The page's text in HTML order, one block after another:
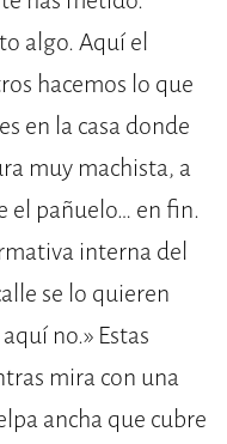
algo. Aquí el
hacemos lo que
en la casa donde
muy machista, a
el pañuelo… en fin.
interna del
se lo quieren
no.» Estas
mira con una
ancha que cubre